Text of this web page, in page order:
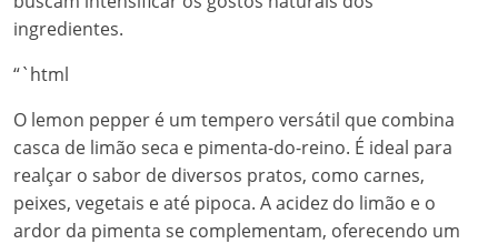
ingredientes.
“`html
O lemon pepper é um tempero versátil que combina
casca de limão seca e pimenta-do-reino. É ideal para
realçar o sabor de diversos pratos, como carnes,
peixes, vegetais e até pipoca. A acidez do limão e o
ardor da pimenta se complementam, oferecendo um